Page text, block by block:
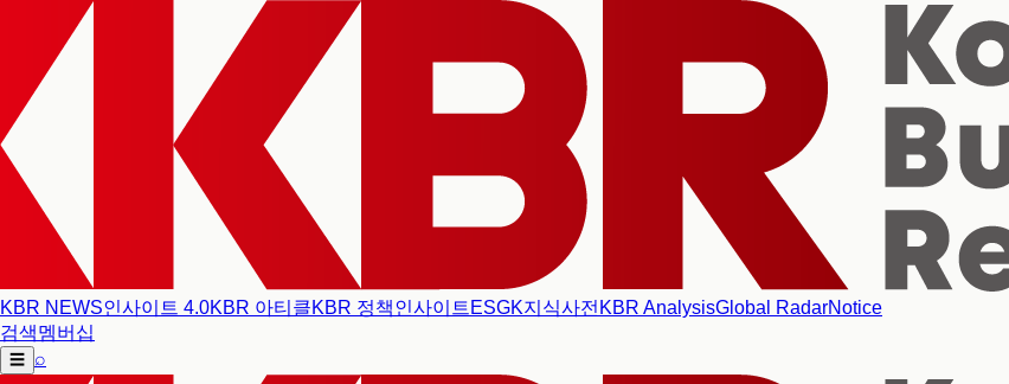
KBR NEWS인사이트 4.0KBR 아티클KBR 정책인사이트 ESGK지식사전 KBR AnalysisGlobal RadarNotice
검색멤버십
☰ ⌕